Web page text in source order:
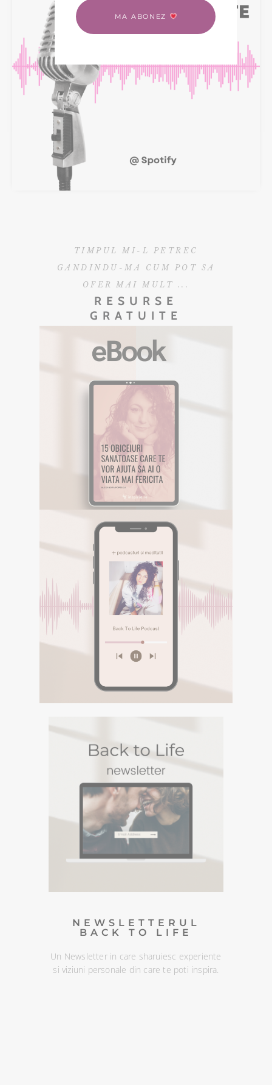
TIMPUL MI-L PETREC
GANDINDU-MA CUM POT SA
OFER MAI MULT ...
RESURSE
GRATUITE
E-BOOK GRATUIT
Descarca aici eBookul gratuit care sper sa te
inspire in Calatoria ta.
EBOOK GRATUIT
Descarca aici eBookul gratuit care sper
sa te inspire in Calatoria ta.
DESCOPERA
MEDITATII
Descopera podcasturile despre spiritualitate si
meditatiile din canalul Spotify BACK TO LIFE.
PODCASTURI SI
MEDITATII
Descopera podcasturile despre
spiritualitate si meditatiile din canalul
Spotify BACK TO LIFE.
DESCOPERA
NEWSLETTERUL
BACK TO LIFE
Un Newsletter in care sharuiesc experiente
si viziuni personale din care te poti inspira.
NEWSLETTERUL
BACK TO LIFE
Un Newsletter in care sharuiesc
experiente si viziuni personale din
care te poti inspira. Te poti
dezabona oricand :)
MA ABONEZ